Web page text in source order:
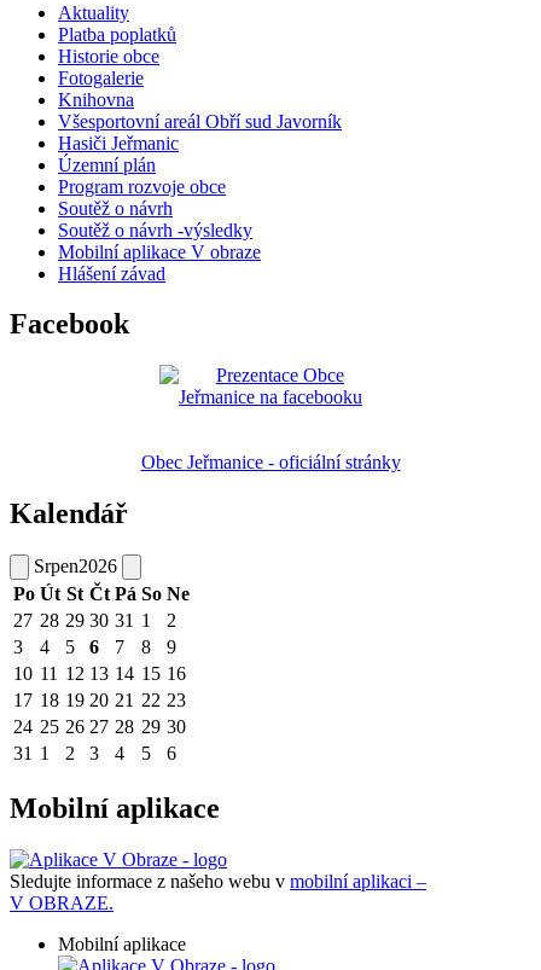
Aktuality
Platba poplatků
Historie obce
Fotogalerie
Knihovna
Všesportovní areál Obří sud Javorník
Hasiči Jeřmanic
Územní plán
Program rozvoje obce
Soutěž o návrh
Soutěž o návrh -výsledky
Mobilní aplikace V obraze
Hlášení závad
Facebook
Obec Jeřmanice - oficiální stránky
Kalendář
Srpen2026
Po Út St Čt Pá So Ne
27 28 29 30 31 1
2
3
4 5 6 7 8
9
10 11 12 13 14 15 16
17 18 19 20 21 22 23
24 25 26 27 28 29 30
31 1 2 3 4 5 6
Mobilní aplikace
Sledujte informace z našeho webu v mobilní aplikaci –
V OBRAZE.
Mobilní aplikace